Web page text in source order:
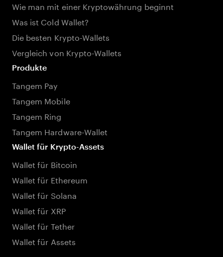
Wie man mit einer Kryptowährung beginnt
Was ist Cold Wallet?
Die besten Krypto-Wallets
Vergleich von Krypto-Wallets
Produkte
Tangem Pay
Tangem Mobile
Tangem Ring
Tangem Hardware-Wallet
Wallet für Krypto-Assets
Wallet für Bitcoin
Wallet für Ethereum
Wallet für Solana
Wallet für XRP
Wallet für Tether
Wallet für Assets